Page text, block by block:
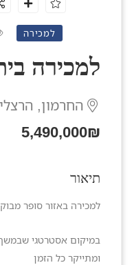
למכירה
למכירה בית 5
החרמון,
5,490,000₪
תיאור
למכירה באזור סופר
במיקום אסטרטגי
ומתייקר כל הזמן